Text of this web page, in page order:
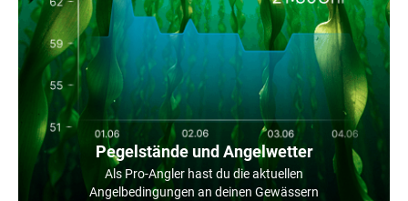
Pegelstände und Angelwetter
Als Pro-Angler hast du die aktuellen
Angelbedingungen an deinen Gewässern